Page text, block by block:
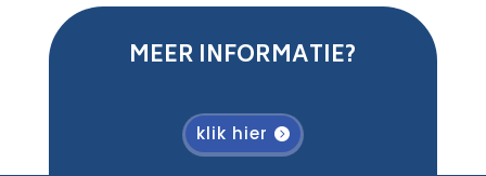
MEER INFORMATIE?
klik hier